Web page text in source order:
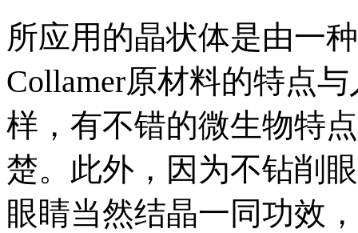
所应用的晶状体是由一
Collamer原材料的特点
样，有不错的微生物特
楚。此外，因为不钻削
眼睛当然结晶一同功效